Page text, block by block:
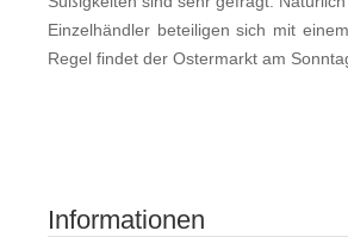
Einzelhändler beteiligen sich mit
Regel findet der Ostermarkt am
Informationen